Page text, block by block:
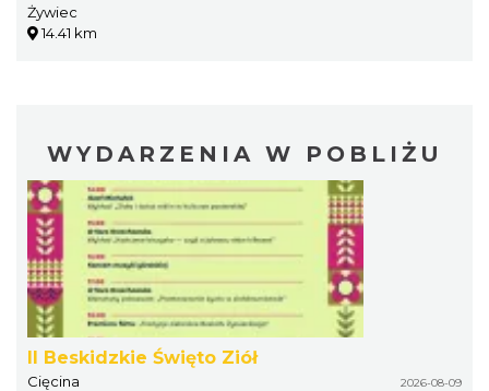
Żywiec
14.41 km
WYDARZENIA W POBLIŻU
II Beskidzkie Święto Ziół
Cięcina 2026-08-09